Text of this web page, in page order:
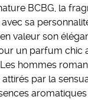
BCBG, la
sa
valeur son
un parfum chic
hommes
par la